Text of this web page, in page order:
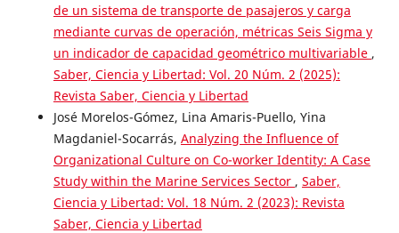
de un sistema de transporte de pasajeros y carga
mediante curvas de operación, métricas Seis Sigma y
un indicador de capacidad geométrico multivariable ,
Saber, Ciencia y Libertad: Vol. 20 Núm. 2 (2025):
Revista Saber, Ciencia y Libertad
José Morelos-Gómez, Lina Amaris-Puello, Yina
Magdaniel-Socarrás, Analyzing the Influence of
Organizational Culture on Co-worker Identity: A Case
Study within the Marine Services Sector , Saber,
Ciencia y Libertad: Vol. 18 Núm. 2 (2023): Revista
Saber, Ciencia y Libertad